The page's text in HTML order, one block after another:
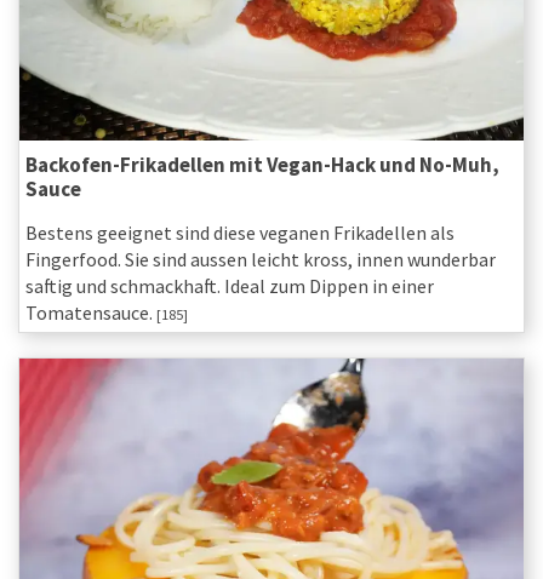
Backofen-Frikadellen mit Vegan-Hack und No-Muh,
Sauce
Bestens geeignet sind diese veganen Frikadellen als
Fingerfood. Sie sind aussen leicht kross, innen wunderbar
saftig und schmackhaft. Ideal zum Dippen in einer
Tomatensauce. [185]